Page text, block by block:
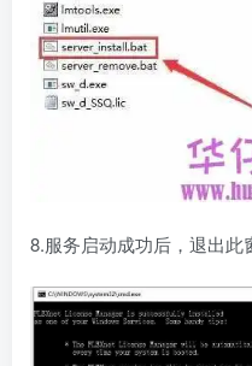
8.服务启动成功后，退出此